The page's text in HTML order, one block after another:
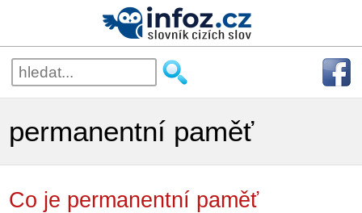
permanentní paměť
Co je permanentní paměť